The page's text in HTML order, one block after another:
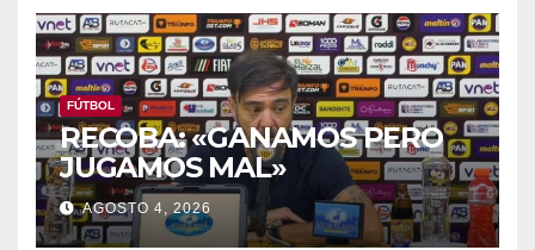
FÚTBOL
RECOBA: «GANAMOS PERO
JUGAMOS MAL»
AGOSTO 4, 2026